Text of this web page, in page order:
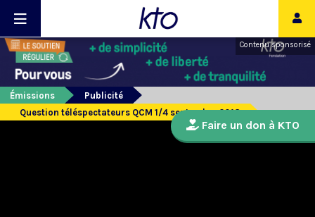
Contenu sponsorisé
Émissions
Publicité
Question téléspectateurs QCM 1/4 septembre 2018
Faire un don à KTO